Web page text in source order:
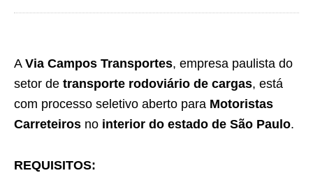
A Via Campos Transportes, empresa paulista do
setor de transporte rodoviário de cargas, está
com processo seletivo aberto para Motoristas
Carreteiros no interior do estado de São Paulo.
REQUISITOS: